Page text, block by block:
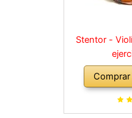
Stentor -